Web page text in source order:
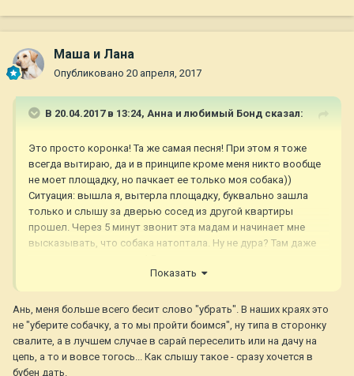
Маша и Лана
Опубликовано 20 апреля, 2017
В 20.04.2017 в 13:24, Анна и любимый Бонд сказал:
Это просто коронка! Та же самая песня! При этом я тоже
всегда вытираю, да и в принципе кроме меня никто вообще
не моет площадку, но пачкает ее только моя собака))
Ситуация: вышла я, вытерла площадку, буквально зашла
только и слышу за дверью сосед из другой квартиры
прошел. Через 5 минут звонит эта мадам и начинает мне
высказывать, что собака натоптала. Ну не дура? Там даже
парюсь. Человек болен, что с ней поделать. Она у меня за
огребает так это он, при чем за мою собаку в том числе
На выгуле случаются стычки, но у кого их не бывает...
Показать
Ань, меня больше всего бесит слово "убрать". В наших краях это
не "уберите собачку, а то мы пройти боимся", ну типа в сторонку
свалите, а в лучшем случае в сарай переселить или на дачу на
цепь, а то и вовсе тогось... Как слышу такое - сразу хочется в
бубен дать.